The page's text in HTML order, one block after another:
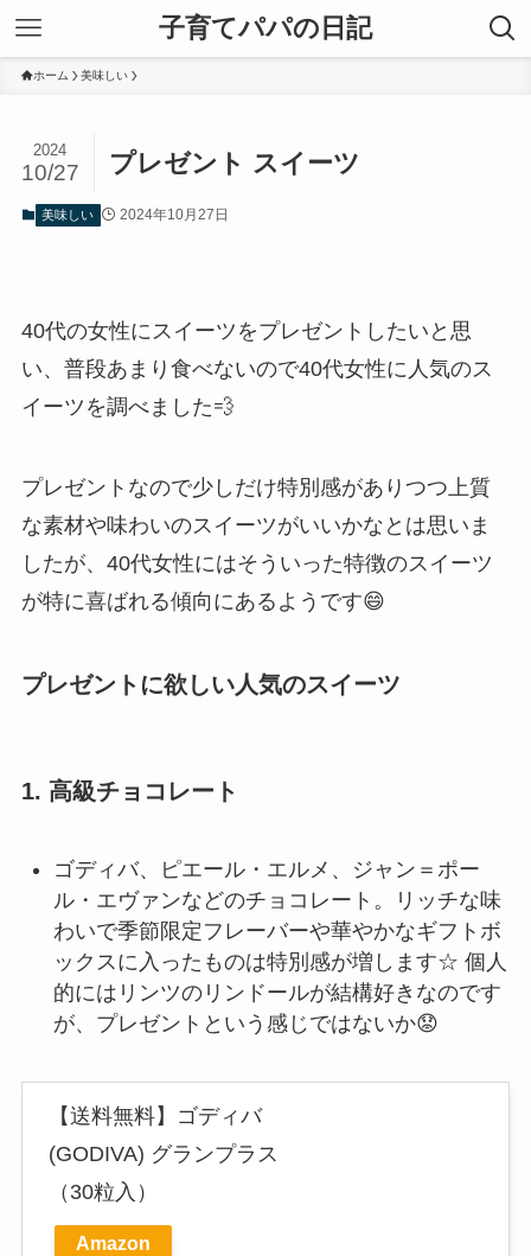
子育てパパの日記
ホーム 美味しい
プレゼント スイーツ
2024
10/27
美味しい 2024年10月27日
40代の女性にスイーツをプレゼントしたいと思
い、普段あまり食べないので40代女性に人気のス
イーツを調べました💨
プレゼントなので少しだけ特別感がありつつ上質
な素材や味わいのスイーツがいいかなとは思いま
したが、40代女性にはそういった特徴のスイーツ
が特に喜ばれる傾向にあるようです😄
プレゼントに欲しい人気のスイーツ
1. 高級チョコレート
ゴディバ、ピエール・エルメ、ジャン＝ポー
ル・エヴァンなどのチョコレート。リッチな味
わいで季節限定フレーバーや華やかなギフトボ
ックスに入ったものは特別感が増します☆ 個人
的にはリンツのリンドールが結構好きなのです
が、プレゼントという感じではないか😟
【送料無料】ゴディバ
(GODIVA) グランプラス
（30粒入）
Amazon